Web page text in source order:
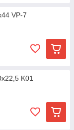
VP-7
K01